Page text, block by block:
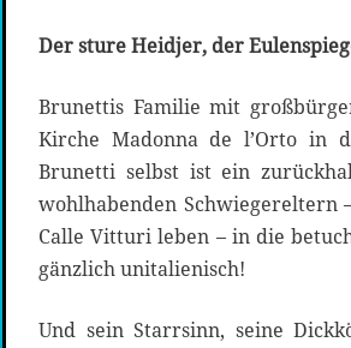
Der sture Heidjer, der
Brunettis Familie mit
Kirche Madonna de l’Orto in
Brunetti selbst ist ein
wohlhabenden Schwiegereltern
Calle Vitturi leben – in die
gänzlich unitalienisch!
Und sein Starrsinn, seine